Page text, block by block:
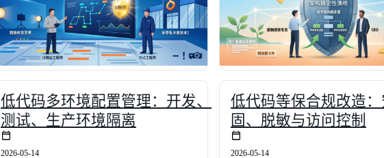
性。
低代码多环境配置管理：开发、
测试、生产环境隔离
2026-05-14
低代码等保合规改造：
固、脱敏与访问控制
2026-05-14